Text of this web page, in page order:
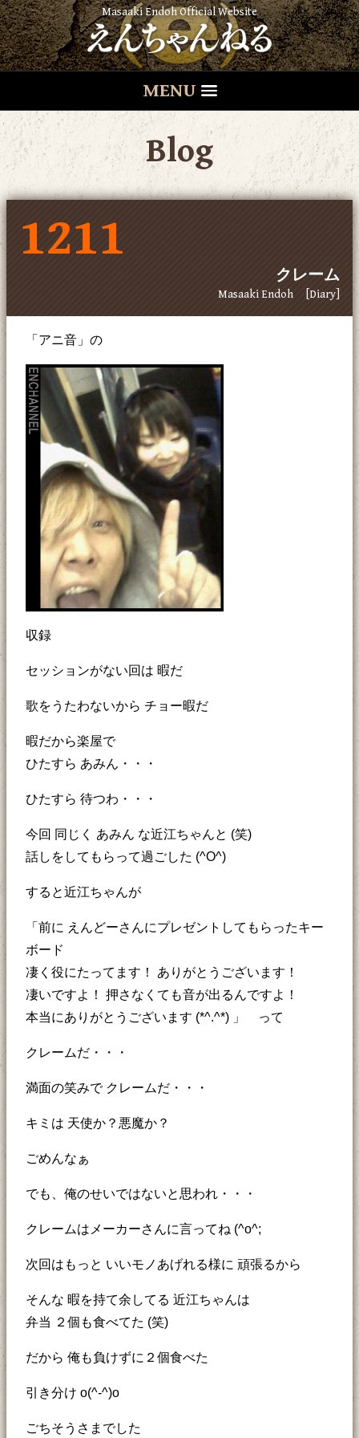
Masaaki Endoh Official Website
MENU
Blog
1211
クレーム
Masaaki Endoh [Diary]
「アニ音」の
収録
セッションがない回は 暇だ
歌をうたわないから チョー暇だ
暇だから楽屋で
ひたすら あみん・・・
ひたすら 待つわ・・・
今回 同じく あみん な近江ちゃんと (笑)
話しをしてもらって過ごした (^O^)
すると近江ちゃんが
「前に えんどーさんにプレゼントしてもらったキー
ボード
凄く役にたってます！ ありがとうございます！
凄いですよ！ 押さなくても音が出るんですよ！
本当にありがとうございます (*^.^*) 」 って
クレームだ・・・
満面の笑みで クレームだ・・・
キミは 天使か？悪魔か？
ごめんなぁ
でも、俺のせいではないと思われ・・・
クレームはメーカーさんに言ってね (^o^;
次回はもっと いいモノあげれる様に 頑張るから
そんな 暇を持て余してる 近江ちゃんは
弁当 ２個も食べてた (笑)
だから 俺も負けずに２個食べた
引き分け o(^-^)o
ごちそうさまでした